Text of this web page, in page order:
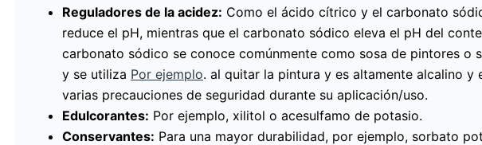
Reguladores de la acidez: Como el ácido cítrico y el carbonato
reduce el pH, mientras que el carbonato sódico eleva el pH del
carbonato sódico se conoce comúnmente como sosa de pintores o
y se utiliza Por ejemplo. al quitar la pintura y es altamente alcalino y
varias precauciones de seguridad durante su aplicación/uso.
Edulcorantes: Por ejemplo, xilitol o acesulfamo de potasio.
Conservantes: Para una mayor durabilidad, por ejemplo, sorbato